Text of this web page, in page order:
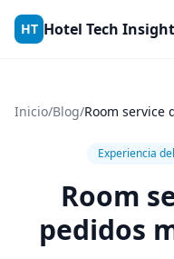
Skip to content
HT Hotel Tech Insight
Inicio/Blog/
Experiencia
Room
pedidos